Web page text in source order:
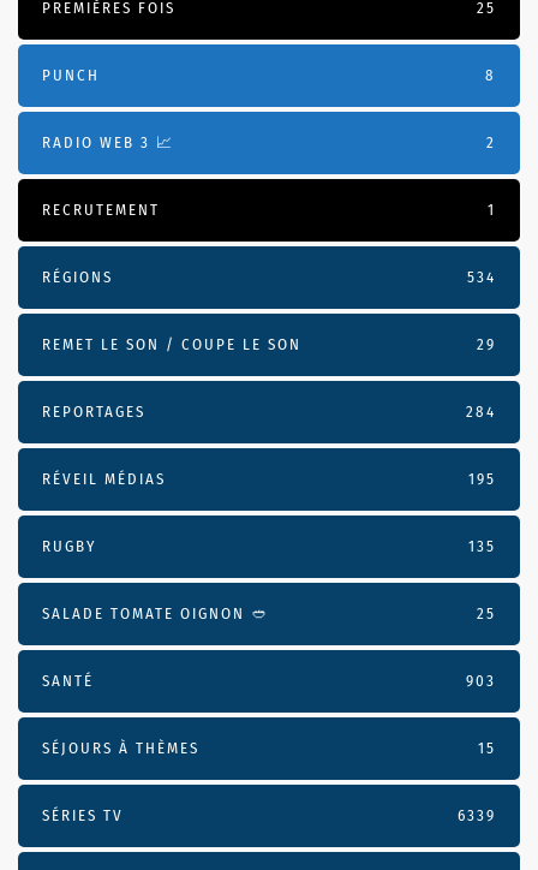
PREMIÈRES FOIS 25
PUNCH 8
RADIO WEB 3 📈 2
RECRUTEMENT 1
RÉGIONS 534
REMET LE SON / COUPE LE SON 29
REPORTAGES 284
RÉVEIL MÉDIAS 195
RUGBY 135
SALADE TOMATE OIGNON 🥙 25
SANTÉ 903
SÉJOURS À THÈMES 15
SÉRIES TV 6339